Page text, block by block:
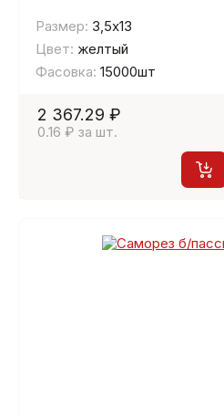
Размер: 3,5х13
Цвет: желтый
Фасовка: 15000шт
2 367.29 ₽
0.16 ₽ за шт.